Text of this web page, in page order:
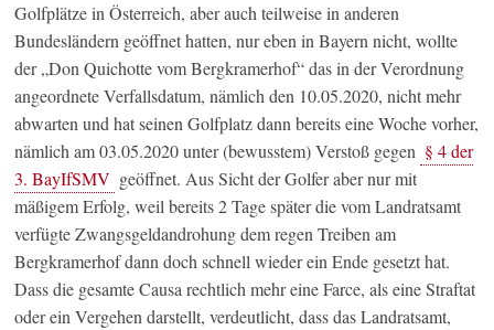
Golfplätze in Österreich, aber auch teilweise in anderen
Bundesländern geöffnet hatten, nur eben in Bayern nicht, wollte
der „Don Quichotte vom Bergkramerhof“ das in der Verordnung
angeordnete Verfallsdatum, nämlich den 10.05.2020, nicht mehr
abwarten und hat seinen Golfplatz dann bereits eine Woche vorher,
nämlich am 03.05.2020 unter (bewusstem) Verstoß gegen § 4 der
3. BayIfSMV geöffnet. Aus Sicht der Golfer aber nur mit
mäßigem Erfolg, weil bereits 2 Tage später die vom Landratsamt
verfügte Zwangsgeldandrohung dem regen Treiben am
Bergkramerhof dann doch schnell wieder ein Ende gesetzt hat.
Dass die gesamte Causa rechtlich mehr eine Farce, als eine Straftat
oder ein Vergehen darstellt, verdeutlicht, dass das Landratsamt,